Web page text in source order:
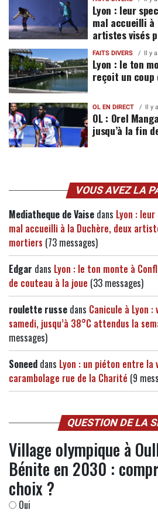
Lyon : leur
mal accueilli à
artistes visés
FAITS DIVERS Il y
Lyon : le ton
reçoit un coup
OL EN DIRECT Il y
OL : Orel
jusqu’à la fin
VOUS AVEZ LA
Mediatheque de Vaise dans Lyon :
mal accueilli à la Duchère, deux
mortiers (73 messages)
Edgar dans Lyon : le ton monte à
de couteau à la joue (33 messages)
roulette russe dans Canicule à Lyon
samedi, jusqu’à 38°C attendus la
messages)
Soneed dans Lyon : un piéton entre
carambolage rue de la Charité (9
QUESTION DE LA
Village olympique à
Bénite en 2030 :
choix ?
Oui